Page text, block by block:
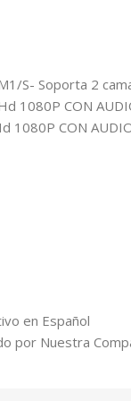
S- Soporta 2
1080P CON
1080P CON
en Español
por Nuestra